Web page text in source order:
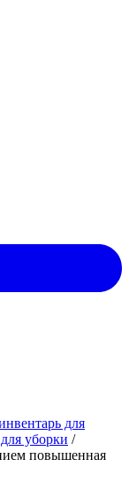
для
уборки /
повышенная